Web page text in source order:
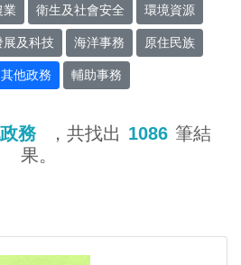
業 衛生及社會安全 環境資源
展及科技 海洋事務 原住民族
其他政務 輔助事務
務 ，共找出 1086 筆結
果。